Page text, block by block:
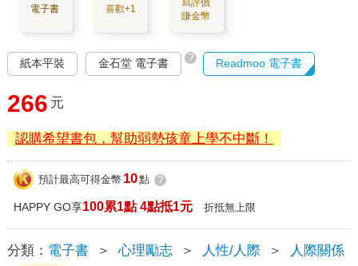
電子書 喜歡+1
賺金幣
紙本平裝 金石堂 電子書 ? Readmoo 電子書
266 元
認購希望書包，幫助弱勢孩童上學不中斷！
預計最高可得金幣 10點 ?
HAPPY GO享100累1點 4點抵1元 折抵無上限
分類： 電子書 ＞ 心理勵志 ＞ 人性/人際 ＞ 人際關係